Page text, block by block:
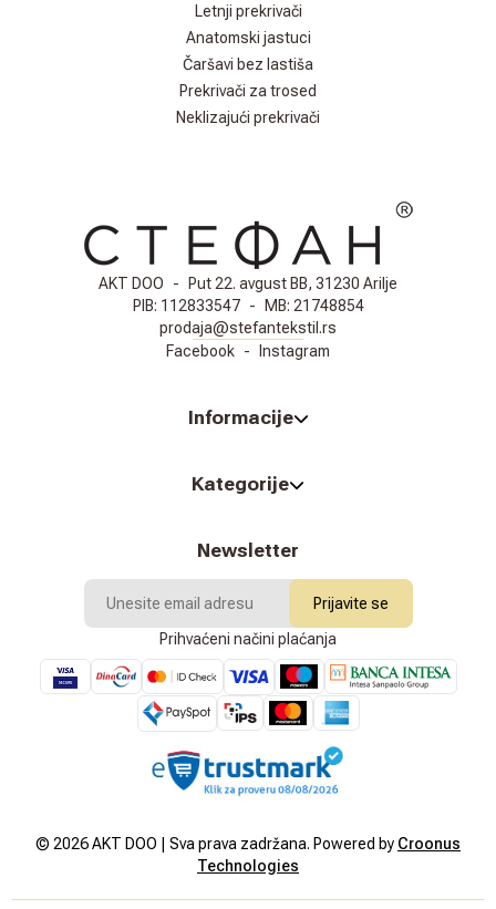
Letnji prekrivači
Anatomski jastuci
Čaršavi bez lastiša
Prekrivači za trosed
Neklizajući prekrivači
AKT DOO - Put 22. avgust BB, 31230 Arilje
PIB: 112833547 - MB: 21748854
prodaja@stefantekstil.rs
Facebook - Instagram
Informacije
Kategorije
Newsletter
Prijavite se
Prihvaćeni načini plaćanja
© 2026AKT DOO | Sva prava zadržana. Powered by Croonus
Technologies